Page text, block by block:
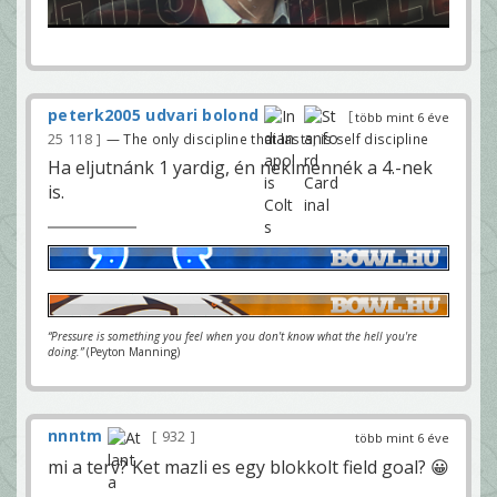
több mint 6 éve
peterk2005 udvari bolond
25 118 — The only discipline that lasts, is self discipline
Ha eljutnánk 1 yardig, én nekimennék a 4.-nek
is.
“Pressure is something you feel when you don't know what the hell you're
doing.”(Peyton Manning)
több mint 6 éve
nnntm 932
mi a terv? Ket mazli es egy blokkolt field goal? 😀